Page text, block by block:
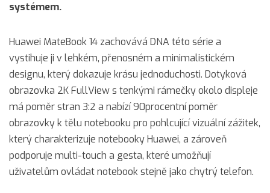
systémem.
Huawei MateBook 14 zachovává DNA této série a
vystihuje ji v lehkém, přenosném a minimalistickém
designu, který dokazuje krásu jednoduchosti. Dotyková
obrazovka 2K FullView s tenkými rámečky okolo displeje
má poměr stran 3:2 a nabízí 90procentní poměr
obrazovky k tělu notebooku pro pohlcující vizuální zážitek,
který charakterizuje notebooky Huawei, a zároveň
podporuje multi-touch a gesta, které umožňují
uživatelům ovládat notebook stejně jako chytrý telefon.